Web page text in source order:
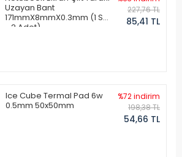
Uzayan Bant
171mmX8mmX0.3mm (1 Set
- 2 Adet)
227,76 TL
85,41 TL
Ice Cube Termal Pad 6w
0.5mm 50x50mm
%72 indirim
198,38 TL
54,66 TL